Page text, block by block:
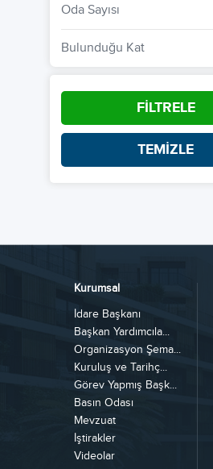
Oda Sayısı
Bulunduğu Kat
FİLTRELE
TEMİZLE
Kurumsal
İdare Başkanı
Başkan Yardımcıla...
Organizasyon Şema...
Kuruluş ve Tarihç...
Görev Yapmış Başk...
Basın Odası
Mevzuat
İştirakler
Videolar